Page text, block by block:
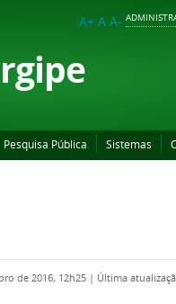
A+ A A-
Pesquisa Pública Sistemas
de 2016, 12h25 | Última